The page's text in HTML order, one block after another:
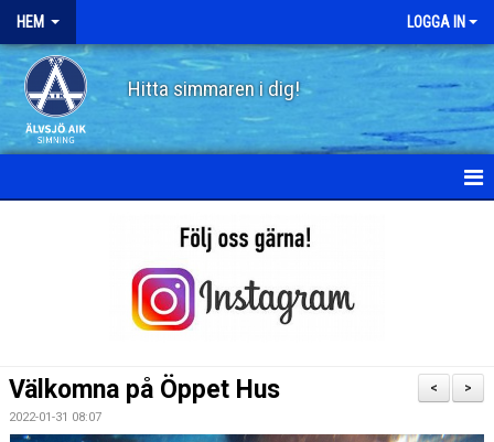
HEM LOGGA IN
Hitta simmaren i dig!
OM ÄLVSJÖ AIK SIMNING
POLICY
>
<
Välkomna på Öppet Hus
2022-01-31 08:07